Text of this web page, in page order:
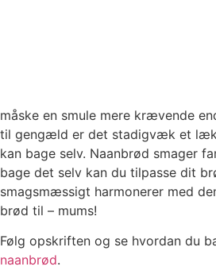
måske en smule mere krævende
til gengæld er det stadigvæk et
kan bage selv. Naanbrød smager
bage det selv kan du tilpasse dit
smagsmæssigt harmonerer med
brød til – mums!
Følg opskriften og se hvordan du
naanbrød.